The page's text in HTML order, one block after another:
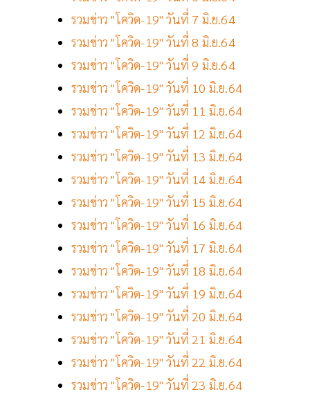
รวมข่าว "โควิด-19" วันที่ 7 มิ.ย.64
รวมข่าว "โควิด-19" วันที่ 8 มิ.ย.64
รวมข่าว "โควิด-19" วันที่ 9 มิ.ย.64
รวมข่าว "โควิด-19" วันที่ 10 มิ.ย.64
รวมข่าว "โควิด-19" วันที่ 11 มิ.ย.64
รวมข่าว "โควิด-19" วันที่ 12 มิ.ย.64
รวมข่าว "โควิด-19" วันที่ 13 มิ.ย.64
รวมข่าว "โควิด-19" วันที่ 14 มิ.ย.64
รวมข่าว "โควิด-19" วันที่ 15 มิ.ย.64
รวมข่าว "โควิด-19" วันที่ 16 มิ.ย.64
รวมข่าว "โควิด-19" วันที่ 17 มิ.ย.64
รวมข่าว "โควิด-19" วันที่ 18 มิ.ย.64
รวมข่าว "โควิด-19" วันที่ 19 มิ.ย.64
รวมข่าว "โควิด-19" วันที่ 20 มิ.ย.64
รวมข่าว "โควิด-19" วันที่ 21 มิ.ย.64
รวมข่าว "โควิด-19" วันที่ 22 มิ.ย.64
รวมข่าว "โควิด-19" วันที่ 23 มิ.ย.64